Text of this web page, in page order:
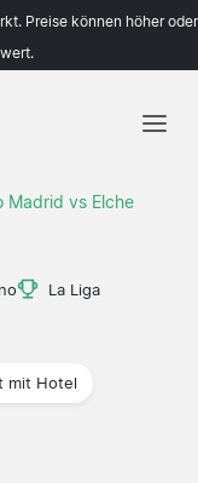
Preise können höher oder
Madrid vs Elche
La Liga
mit Hotel